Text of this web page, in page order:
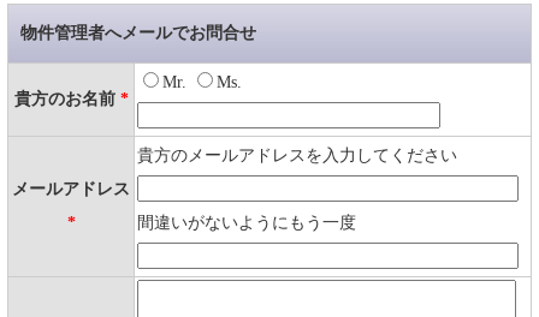
物件管理者へメールでお問合せ
貴方のお名前 *
Mr. Ms.
メールアドレス
*
貴方のメールアドレスを入力してください
間違いがないようにもう一度